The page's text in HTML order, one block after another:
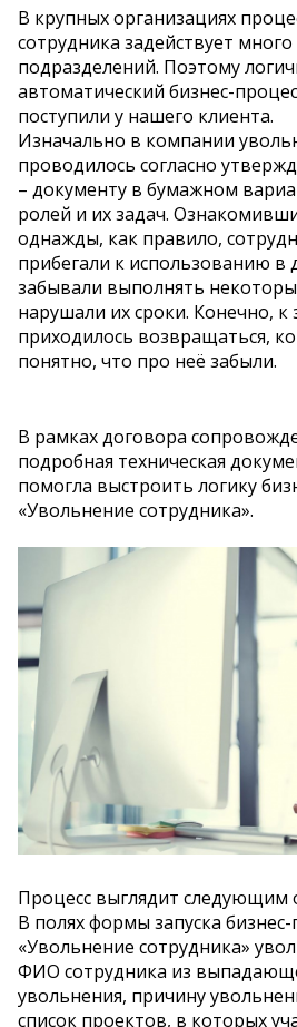
В крупных организациях
сотрудника задействует
подразделений. Поэтому
автоматический бизнес-
поступили у нашего клиента.
Изначально в компании
проводилось согласно
– документу в бумажном
ролей и их задач.
однажды, как правило,
прибегали к использованию в
забывали выполнять
нарушали их сроки. Конечно, к
приходилось возвращаться,
понятно, что про неё забыли.
В рамках договора
подробная техническая
помогла выстроить логику
«Увольнение сотрудника».
Процесс выглядит следующим
В полях формы запуска бизнес-
«Увольнение сотрудника»
ФИО сотрудника из
увольнения, причину
список проектов, в которых